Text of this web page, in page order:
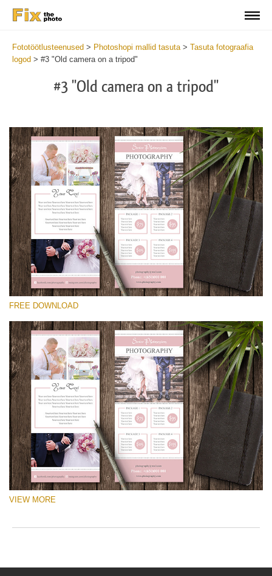
Fototöötlusteenused > Photoshopi mallid tasuta> Tasuta fotograafia
logod > #3 "Old camera on a tripod"
#3 "Old camera on a tripod"
Please select
Pricing Guide Template
Free download
for
FREE DOWNLOAD
VIEW MORE